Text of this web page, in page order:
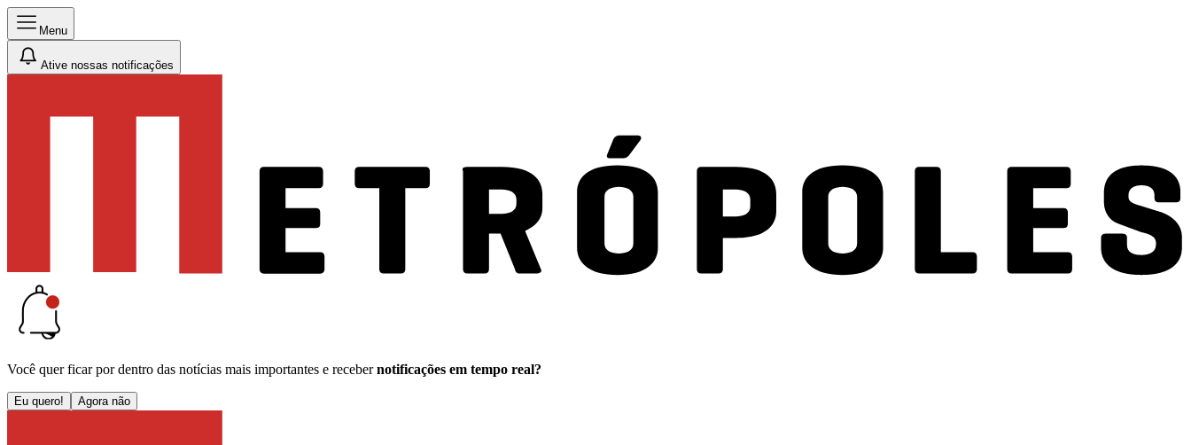
Menu
Ative nossas notificações
Você quer ficar por dentro das notícias mais importantes e receber notificações em tempo real?
Eu quero! Agora não